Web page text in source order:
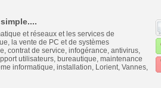
et réseaux et les services de
la vente de PC et de systèmes
contrat de service, infogérance, antivirus,
utilisateurs, bureautique, maintenance
informatique, installation, Lorient, Vannes,